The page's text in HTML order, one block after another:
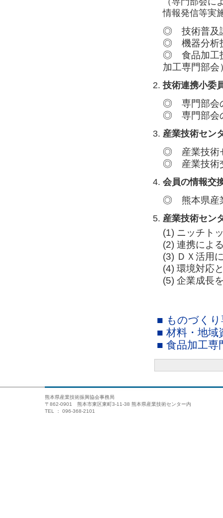
情報発信等実
技術普及
機器分析
食品加工
加工専門部会
技術連携小委
専門部会
専門部会
産業技術セン
産業技術
産業技術
会員の情報交
熊本県産
産業技術セン
(1) ニッチト
(2) 連携によ
(3) ＤＸ活用
(4) 環境対応
(5) 企業成長
■ ものづくり
■ 材料・地域
■ 食品加工専
熊本県産業技術振興協会事務局
〒862-0901 熊本市東区東町3-11-38 熊本県産業技術センター内
TEL ： 096-368-2101